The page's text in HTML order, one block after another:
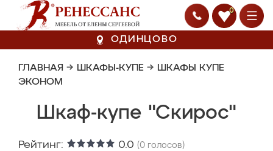
0
ОДИНЦОВО
ГЛАВНАЯ → ШКАФЫ-КУПЕ → ШКАФЫ КУПЕ
ЭКОНОМ
Шкаф-купе "Скирос"
Рейтинг: 0.0 (0 голосов)